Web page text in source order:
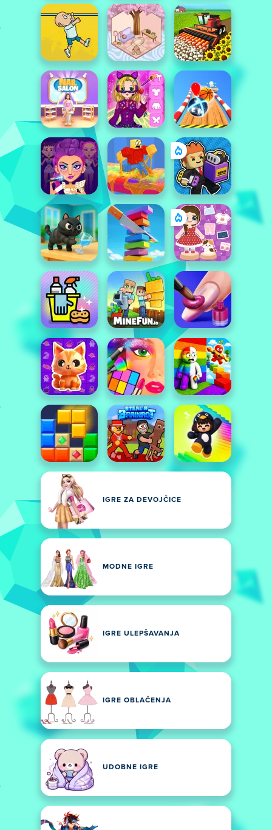
IGRE ZA DEVOJČICE
MODNE IGRE
IGRE ULEPŠAVANJA
IGRE OBLAČENJA
UDOBNE IGRE